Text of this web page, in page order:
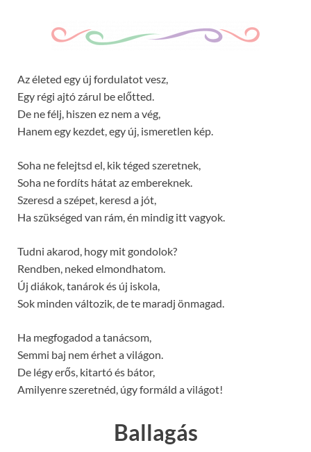
Az életed egy új fordulatot vesz,
Egy régi ajtó zárul be előtted.
De ne félj, hiszen ez nem a vég,
Hanem egy kezdet, egy új, ismeretlen kép.
Soha ne felejtsd el, kik téged szeretnek,
Soha ne fordíts hátat az embereknek.
Szeresd a szépet, keresd a jót,
Ha szükséged van rám, én mindig itt vagyok.
Tudni akarod, hogy mit gondolok?
Rendben, neked elmondhatom.
Új diákok, tanárok és új iskola,
Sok minden változik, de te maradj önmagad.
Ha megfogadod a tanácsom,
Semmi baj nem érhet a világon.
De légy erős, kitartó és bátor,
Amilyenre szeretnéd, úgy formáld a világot!
Ballagás